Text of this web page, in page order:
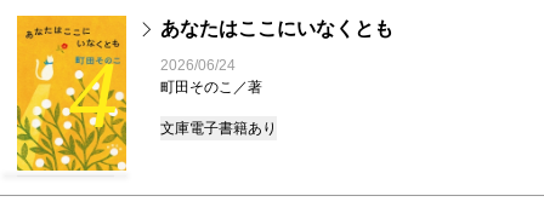
4
あなたはここにいなくとも
2026/06/24
町田そのこ／著
文庫電子書籍あり